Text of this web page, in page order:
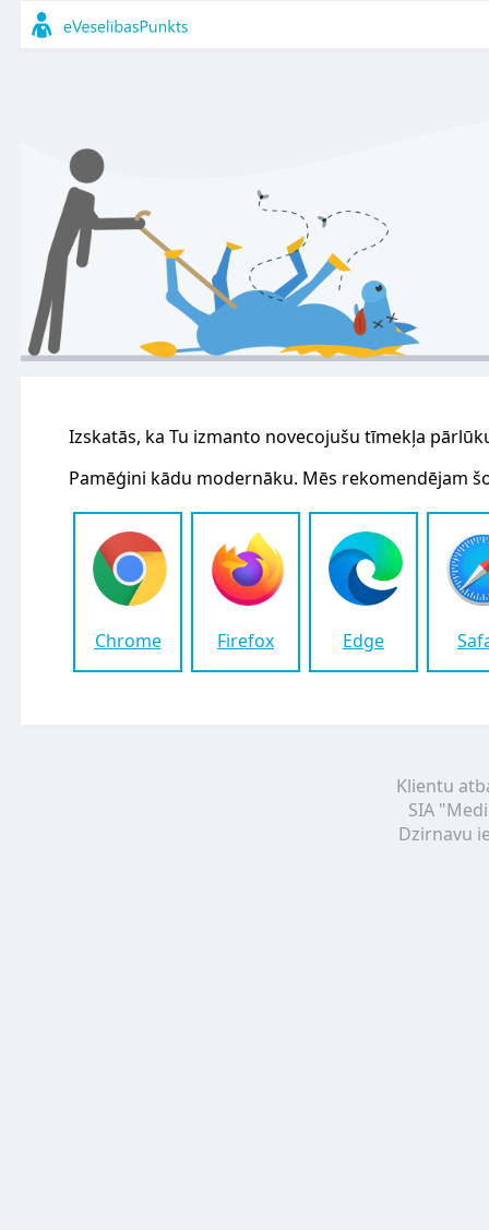
Izskatās, ka Tu izmanto novecojušu tīmekļa
Pamēģini kādu modernāku. Mēs rekomendējam
Chrome Firefox Edge
Klientu
SIA
Dzirnavu